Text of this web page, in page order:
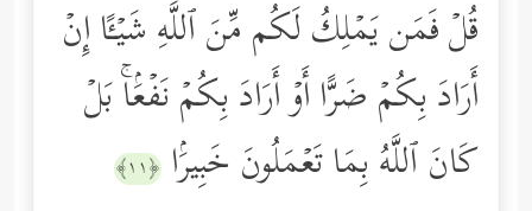
قُلۡ فَمَن یَمۡلِكُ لَكُم مِّنَ ٱللَّهِ شَیۡـًٔا إِنۡ
أَرَادَ بِكُمۡ ضَرًّا أَوۡ أَرَادَ بِكُمۡ نَفۡعَۢاۚ بَلۡ
كَانَ ٱللَّهُ بِمَا تَعۡمَلُونَ خَبِیرَۢا ﴿١١﴾